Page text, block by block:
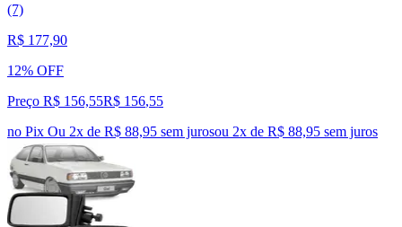
(7)
R$ 177,90
12% OFF
Preço R$ 156,55R$ 156,55
no Pix Ou 2x de R$ 88,95 sem jurosou 2x de R$ 88,95 sem juros